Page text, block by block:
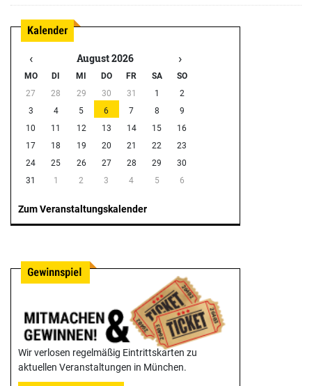
‹ August 2026 ›
MO DI MI DO FR SA
SO
27
28 29 30 31 1
2
3
4 5 6 7 8
9
10
11 12 13 14 15
16
17
18 19 20 21 22
23
24
25 26 27 28 29
30
31
1 2 3 4 5 6
Zum Veranstaltungskalender
Wir verlosen regelmäßig Eintrittskarten zu
aktuellen Veranstaltungen in München.